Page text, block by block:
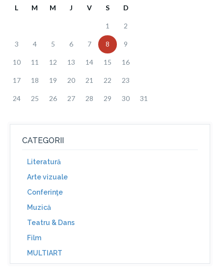
L M M J V S D
1 2
3 4 5 6 7 8 9
10 11 12 13 14 15 16
17 18 19 20 21 22 23
24 25 26 27 28 29 30 31
CATEGORII
Literatură
Arte vizuale
Conferinţe
Muzică
Teatru & Dans
Film
MULTIART